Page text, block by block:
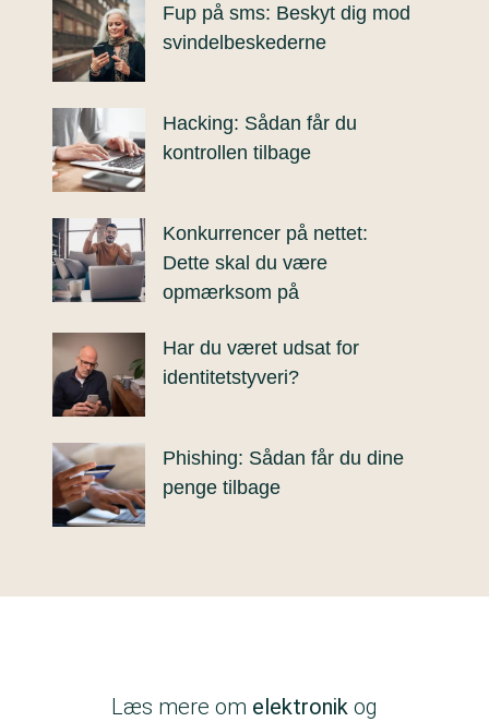
Fup på sms: Beskyt dig mod
svindelbeskederne
Hacking: Sådan får du
kontrollen tilbage
Konkurrencer på nettet:
Dette skal du være
opmærksom på
Har du været udsat for
identitetstyveri?
Phishing: Sådan får du dine
penge tilbage
Læs mere om elektronik og